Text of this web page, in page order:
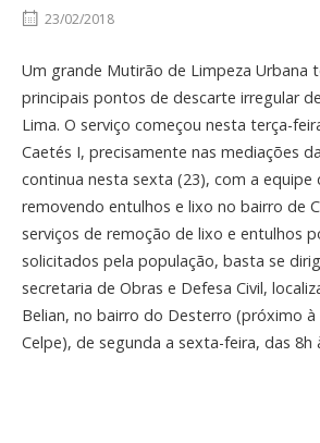
23/02/2018
Um grande Mutirão de Limpeza Urbana
principais pontos de descarte irregular
Lima. O serviço começou nesta terça-
Caetés I, precisamente nas mediações
continua nesta sexta (23), com a equipe
removendo entulhos e lixo no bairro de
serviços de remoção de lixo e entulhos
solicitados pela população, basta se
secretaria de Obras e Defesa Civil,
Belian, no bairro do Desterro (próximo
Celpe), de segunda a sexta-feira, das 8h